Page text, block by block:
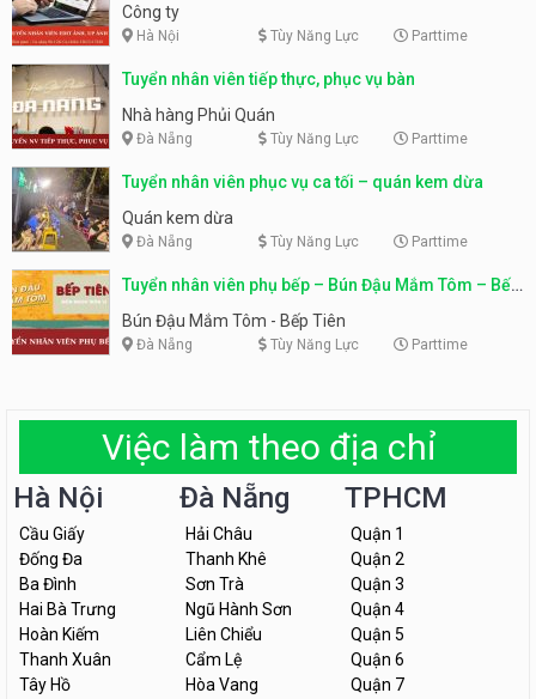
Công ty
Hà Nội Tùy Năng Lực Parttime
Tuyển nhân viên tiếp thực, phục vụ bàn
Nhà hàng Phủi Quán
Đà Nẵng Tùy Năng Lực Parttime
Tuyển nhân viên phục vụ ca tối – quán kem dừa
Quán kem dừa
Đà Nẵng Tùy Năng Lực Parttime
Tuyển nhân viên phụ bếp – Bún Đậu Mắm Tôm – Bếp
Tiên
Bún Đậu Mắm Tôm - Bếp Tiên
Đà Nẵng Tùy Năng Lực Parttime
Việc làm theo địa chỉ
Hà Nội
Cầu Giấy
Đống Đa
Ba Đình
Hai Bà Trưng
Hoàn Kiếm
Thanh Xuân
Tây Hồ
Đà Nẵng
Hải Châu
Thanh Khê
Sơn Trà
Ngũ Hành Sơn
Liên Chiểu
Cẩm Lệ
Hòa Vang
TPHCM
Quận 1
Quận 2
Quận 3
Quận 4
Quận 5
Quận 6
Quận 7